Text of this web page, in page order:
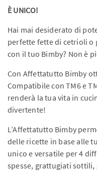
È UNICO!
Hai mai desiderato di
perfette fette di cetrioli o
con il tuo Bimby? Non è
Con Affettatutto Bimby
Compatibile con TM6 e
renderà la tua vita in
divertente!
L’Affettatutto Bimby
delle ricette in base alle
unico e versatile per 4
spesse, grattugiati